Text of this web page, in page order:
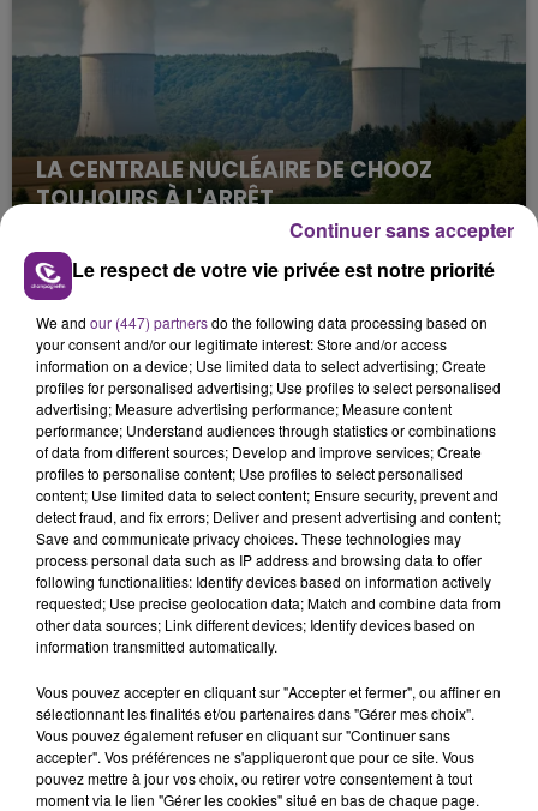
LA CENTRALE NUCLÉAIRE DE CHOOZ
TOUJOURS À L'ARRÊT
Cela fait déjà une semaine que la centrale
nucléaire ardennaise est à l'arrêt. Une situation
justifiée par la sécheresse intense qui est toujours
présente.
TITRES DIFFUSÉS
12h03
12h03
NAÏKA
One Track Mind
11h56
11h56
AMIR
11h53
11h53 11h50
11h50
Le respect de votre vie privée est notre priorité
We and our (447) partnersdo the following data processing based on
your consent and/or our legitimate interest: Store and/or access
information on a device; Use limited data to select advertising; Create
profiles for personalised advertising; Use profiles to select personalised
advertising; Measure advertising performance; Measure content
performance; Understand audiences through statistics or combinations
of data from different sources; Develop and improve services; Create
profiles to personalise content; Use profiles to select personalised
content; Use limited data to select content; Ensure security, prevent and
detect fraud, and fix errors; Deliver and present advertising and content;
Save and communicate privacy choices. These technologies may
process personal data such as IP address and browsing data to offer
following functionalities: Identify devices based on information actively
requested; Use precise geolocation data; Match and combine data from
other data sources; Link different devices; Identify devices based on
information transmitted automatically.
Vous pouvez accepter en cliquant sur "Accepter et fermer", ou affiner en
sélectionnant les finalités et/ou partenaires dans "Gérer mes choix".
Vous pouvez également refuser en cliquant sur "Continuer sans
accepter". Vos préférences ne s'appliqueront que pour ce site. Vous
pouvez mettre à jour vos choix, ou retirer votre consentement à tout
moment via le lien "Gérer les cookies" situé en bas de chaque page.
Continuer sans accepter